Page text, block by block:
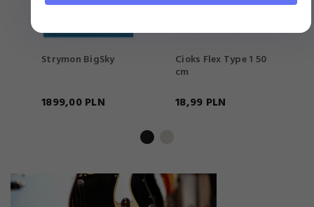
Strymon BigSky
1899,00 PLN
Cioks Flex Type 1 50
cm
18,99 PLN